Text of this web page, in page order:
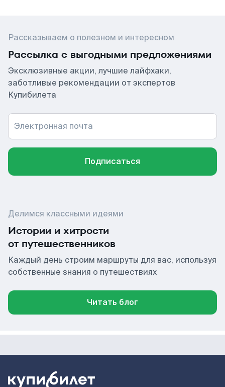
Рассказываем о полезном и интересном
Рассылка с выгодными предложениями
Эксклюзивные акции, лучшие лайфхаки,
заботливые рекомендации от экспертов
Купибилета
Электронная почта
Подписаться
Делимся классными идеями
Истории и хитрости
от путешественников
Каждый день строим маршруты для вас, используя
собственные знания о путешествиях
Читать блог